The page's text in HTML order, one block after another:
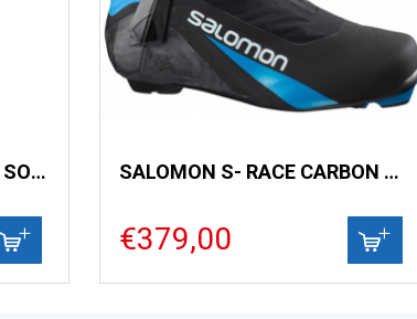
SEALSKINZ WATERPROOF SOCK SALOMON S- RACE CARBON SKATE
€379,00